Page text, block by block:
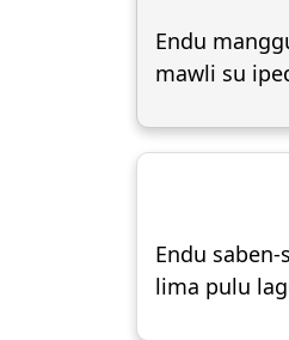
Endu
mawli su
Endu
lima pulu